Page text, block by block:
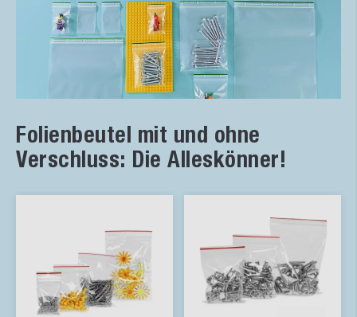
Folienbeutel mit und ohne
Verschluss: Die Alleskönner!